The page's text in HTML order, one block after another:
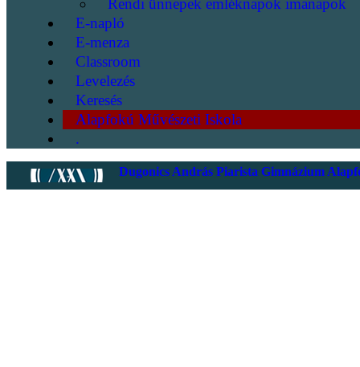
Rendi ünnepek emléknapok imanapok
E-napló
E-menza
Classroom
Levelezés
Keresés
Alapfokú Művészeti Iskola
.
Dugonics András Piarista Gimnázium